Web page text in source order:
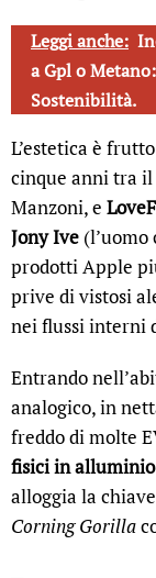
Leggi anche:
a Gpl o
Sostenibilità.
L’estetica è
cinque anni tra
Manzoni, e
Jony Ive
prodotti Apple
prive di vistosi
nei flussi interni
Entrando
analogico, in
freddo di molte
fisici in alluminio
alloggia la
Corning Gorilla